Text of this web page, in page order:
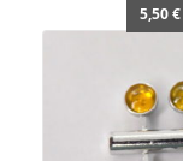
5,50€